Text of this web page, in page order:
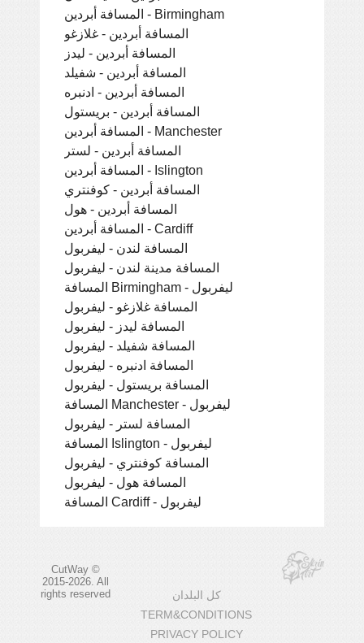
المسافة أبردين - Birmingham
المسافة أبردين - غلازغو
المسافة أبردين - ليدز
المسافة أبردين - شفيلد
المسافة أبردين - ادنبره
المسافة أبردين - بريستول
المسافة أبردين - Manchester
المسافة أبردين - لستر
المسافة أبردين - Islington
المسافة أبردين - كوفنتري
المسافة أبردين - هول
المسافة أبردين - Cardiff
المسافة لندن - ليفربول
المسافة مدينة لندن - ليفربول
المسافة Birmingham - ليفربول
المسافة غلازغو - ليفربول
المسافة ليدز - ليفربول
المسافة شفيلد - ليفربول
المسافة ادنبره - ليفربول
المسافة بريستول - ليفربول
المسافة Manchester - ليفربول
المسافة لستر - ليفربول
المسافة Islington - ليفربول
المسافة كوفنتري - ليفربول
المسافة هول - ليفربول
المسافة Cardiff - ليفربول
CutWay ©
2015-2026. All
rights reserved
كل البلدان
TERM&CONDITIONS
PRIVACY POLICY